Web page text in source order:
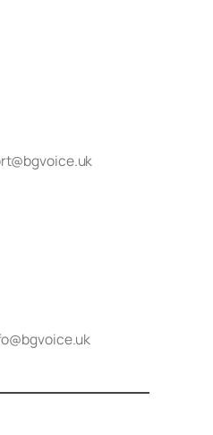
С какво мога да